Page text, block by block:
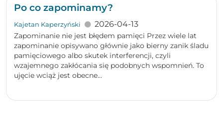
Po co zapominamy?
Kajetan Kaperzyński 2026-04-13
Zapominanie nie jest błędem pamięci Przez wiele lat
zapominanie opisywano głównie jako bierny zanik śladu
pamięciowego albo skutek interferencji, czyli
wzajemnego zakłócania się podobnych wspomnień. To
ujęcie wciąż jest obecne...